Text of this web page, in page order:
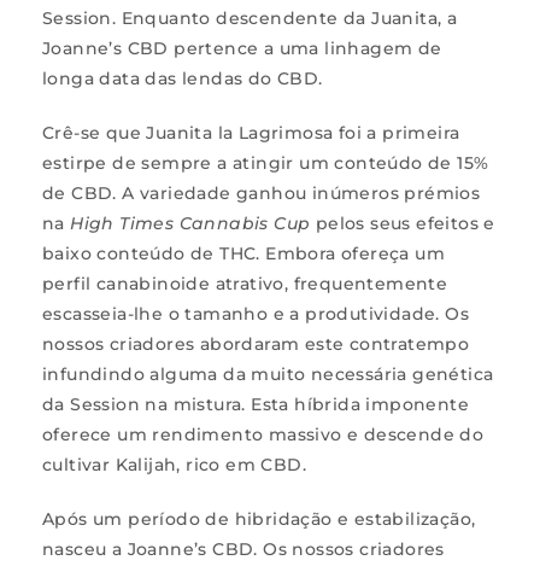
Session. Enquanto descendente da Juanita, a
Joanne’s CBD pertence a uma linhagem de
longa data das lendas do CBD.
Crê-se que Juanita la Lagrimosa foi a primeira
estirpe de sempre a atingir um conteúdo de 15%
de CBD. A variedade ganhou inúmeros prémios
na High Times Cannabis Cup pelos seus efeitos e
baixo conteúdo de THC. Embora ofereça um
perfil canabinoide atrativo, frequentemente
escasseia-lhe o tamanho e a produtividade. Os
nossos criadores abordaram este contratempo
infundindo alguma da muito necessária genética
da Session na mistura. Esta híbrida imponente
oferece um rendimento massivo e descende do
cultivar Kalijah, rico em CBD.
Após um período de hibridação e estabilização,
nasceu a Joanne’s CBD. Os nossos criadores